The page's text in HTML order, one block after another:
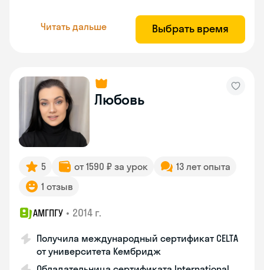
Читать дальше Выбрать время
Любовь
5 от 1590 ₽ за урок
13 лет опыта
1 отзыв
АМГПГУ • 2014 г.
Получила международный сертификат CELTA
от университета Кембридж